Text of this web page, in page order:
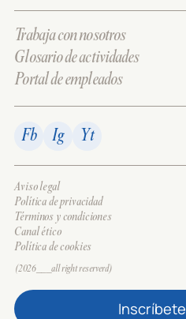
Inscríbete
Trabaja con nosotros
Glosario de actividades
Portal de empleados
Fb Ig Yt
Aviso legal
Política de privacidad
Términos y condiciones
Canal ético
Política de cookies
(2026___all right reserverd)